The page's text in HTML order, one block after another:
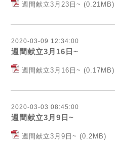
週間献立3月23日~ (0.21MB)
2020-03-09 12:34:00
週間献立3月16日~
週間献立3月16日~ (0.17MB)
2020-03-03 08:45:00
週間献立3月9日~
週間献立3月9日~ (0.2MB)